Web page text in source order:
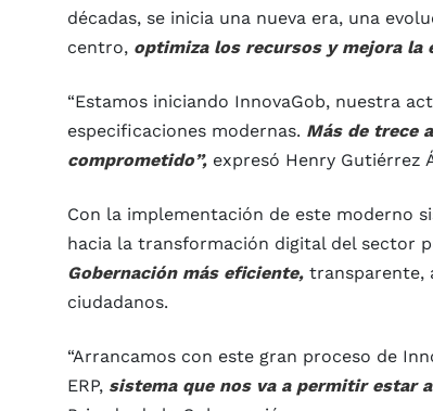
décadas, se inicia una nueva era, una
centro, optimiza los recursos y mejora la
“Estamos iniciando InnovaGob, nuestra
especificaciones modernas. Más de trece
comprometido”, expresó Henry Gutiérrez
Con la implementación de este moderno
hacia la transformación digital del sector
Gobernación más eficiente, transparente,
ciudadanos.
“Arrancamos con este gran proceso de
ERP, sistema que nos va a permitir estar